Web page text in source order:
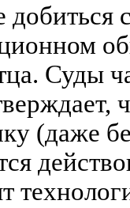
добиться
Суды
(даже